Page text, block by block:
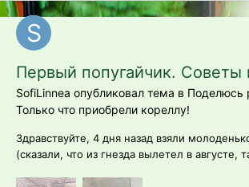
Первый попугайчик. Советы
SofiLinnea опубликовал тема в Поделюсь
Только что приобрели кореллу!
Здравствуйте, 4 дня назад взяли
(сказали, что из гнезда вылетел в августе,